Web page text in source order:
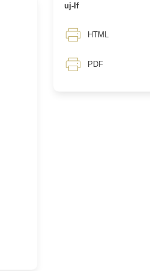
uj-lf
HTML
PDF